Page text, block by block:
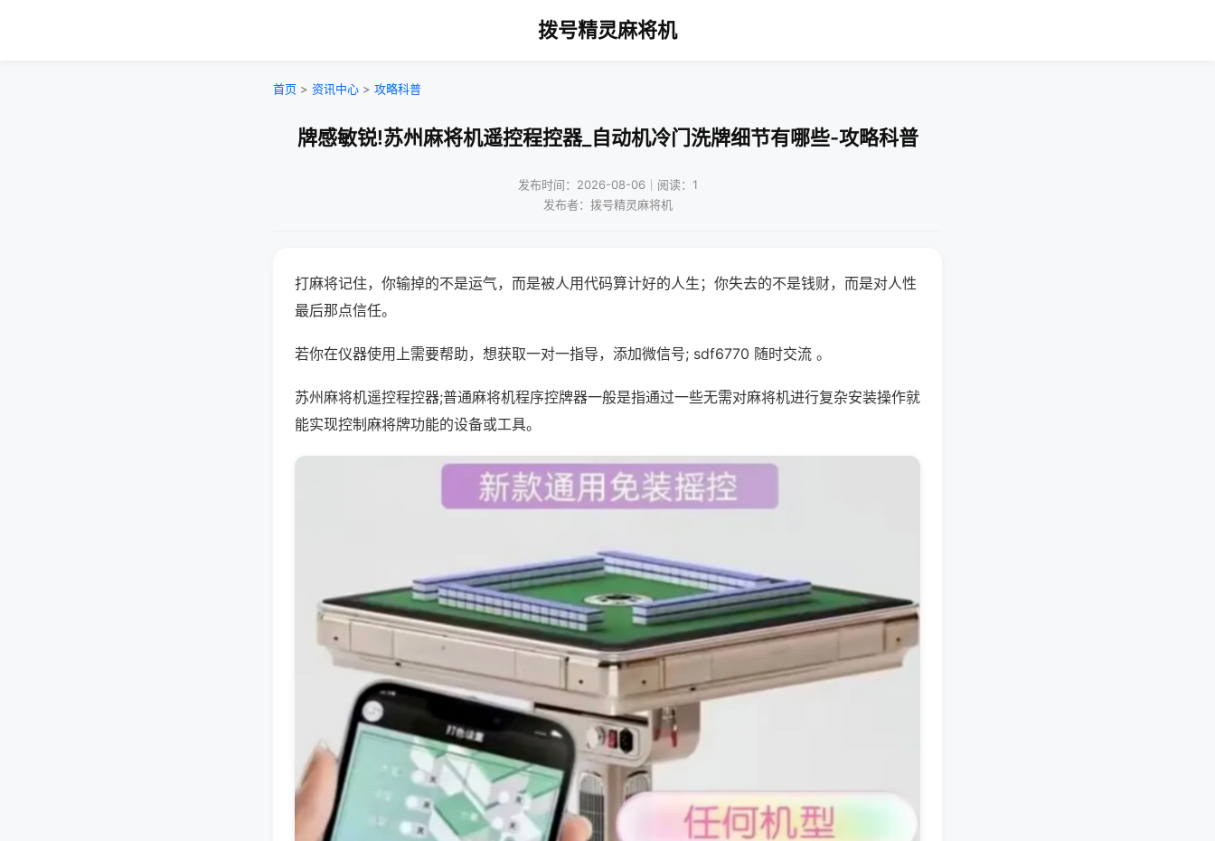
拨号精灵麻将机
首页 > 资讯中心 > 攻略科普
牌感敏锐!苏州麻将机遥控程控器_自动机冷门洗牌细节有哪些-攻略科普
发布时间：2026-08-06｜阅读：1
发布者：拨号精灵麻将机
打麻将记住，你输掉的不是运气，而是被人用代码算计好的人生；你失去的不是钱财，而是对人性
最后那点信任。
若你在仪器使用上需要帮助，想获取一对一指导，添加微信号; sdf6770 随时交流 。
苏州麻将机遥控程控器;普通麻将机程序控牌器一般是指通过一些无需对麻将机进行复杂安装操作就
能实现控制麻将牌功能的设备或工具。